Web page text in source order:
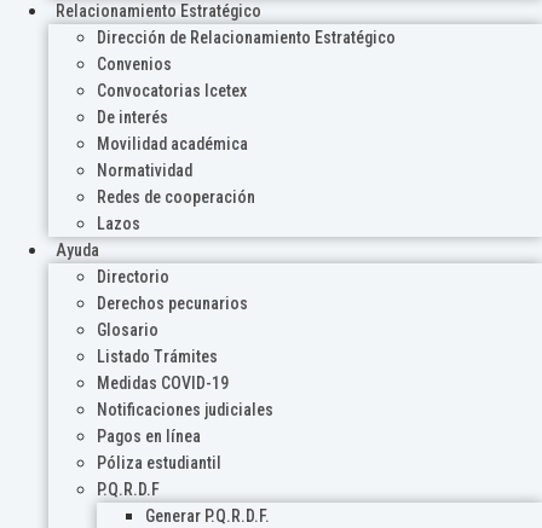
Relacionamiento Estratégico
Dirección de Relacionamiento Estratégico
Convenios
Convocatorias Icetex
De interés
Movilidad académica
Normatividad
Redes de cooperación
Lazos
Ayuda
Directorio
Derechos pecunarios
Glosario
Listado Trámites
Medidas COVID-19
Notificaciones judiciales
Pagos en línea
Póliza estudiantil
P.Q.R.D.F
Generar P.Q.R.D.F.